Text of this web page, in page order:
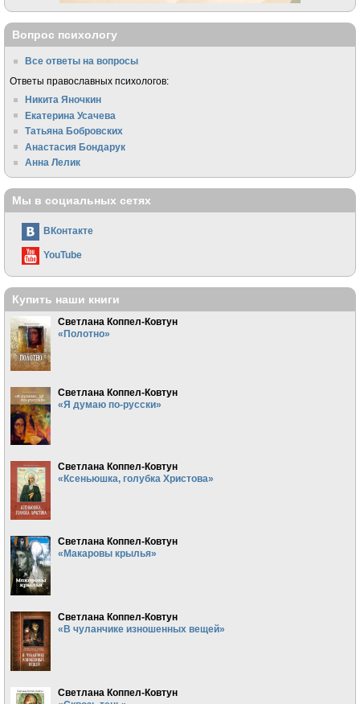
Вопрос психологу
Все ответы на вопросы
Ответы православных психологов:
Никита Яночкин
Екатерина Усачева
Татьяна Бобровских
Анастасия Бондарук
Анна Лелик
Мы в социальных сетях
ВКонтакте
YouTube
Купить наши книги
Светлана Коппел-Ковтун
«Полотно»
Светлана Коппел-Ковтун
«Я думаю по-русски»
Светлана Коппел-Ковтун
«Ксеньюшка, голубка Христова»
Светлана Коппел-Ковтун
«Макаровы крылья»
Светлана Коппел-Ковтун
«В чуланчике изношенных вещей»
Светлана Коппел-Ковтун